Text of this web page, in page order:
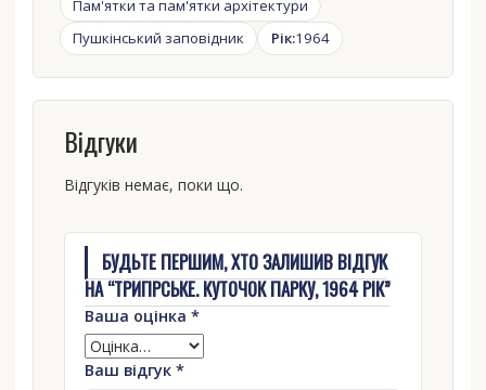
Пам'ятки та пам'ятки архітектури
Пушкінський заповідник
Рік:1964
Відгуки
Відгуків немає, поки що.
БУДЬТЕ ПЕРШИМ, ХТО ЗАЛИШИВ ВІДГУК
НА “ТРИГІРСЬКЕ. КУТОЧОК ПАРКУ, 1964 РІК”
Ваша оцінка *
Ваш відгук *